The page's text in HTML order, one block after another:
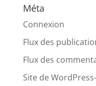
Méta
Connexion
Flux des
Flux des
Site de